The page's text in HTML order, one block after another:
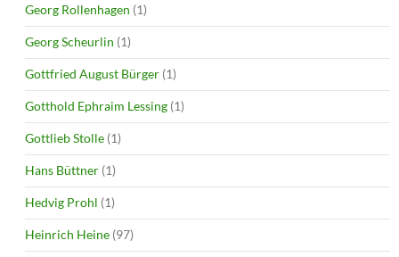
Georg Rollenhagen (1)
Georg Scheurlin (1)
Gottfried August Bürger (1)
Gotthold Ephraim Lessing (1)
Gottlieb Stolle (1)
Hans Büttner (1)
Hedvig Prohl (1)
Heinrich Heine (97)